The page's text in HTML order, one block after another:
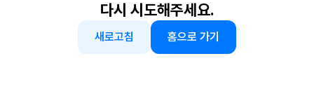
다시 시도해주세요.
새로고침 홈으로 가기